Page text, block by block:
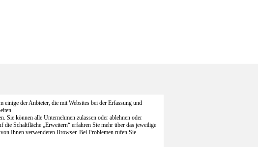
einige der Anbieter, die mit Websites bei der Erfassung und
Sie können alle Unternehmen zulassen oder ablehnen oder
Schaltfläche „Erweitern“ erfahren Sie mehr über das jeweilige
Ihnen verwendeten Browser. Bei Problemen rufen Sie